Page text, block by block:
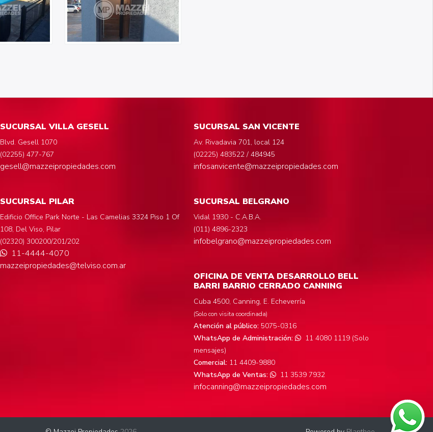
SUCURSAL VILLA GESELL
Blvd. Gesell 1070
(02255) 477-767
gesell@mazzeipropiedades.com
SUCURSAL PILAR
Edificio Office Park Norte - Las Camelias 3324 Piso 1 Of
108, Del Viso, Pilar
(02320) 300200/201/202
11-4444-4070
mazzeipropiedades@telviso.com.ar
SUCURSAL SAN VICENTE
Av. Rivadavia 701, local 124
(02225) 483522 / 484945
infosanvicente@mazzeipropiedades.com
SUCURSAL BELGRANO
Vidal 1930 - C.A.B.A.
(011) 4896-2323
infobelgrano@mazzeipropiedades.com
OFICINA DE VENTA DESARROLLO BELL
BARRI BARRIO CERRADO CANNING
Cuba 4500, Canning, E. Echeverría
(Solo con visita coordinada)
Atención al público: 5075-0316
WhatsApp de Administración:
11 4080 1119 (Solo
mensajes)
Comercial: 11 4409-9880
WhatsApp de Ventas:
11 3539 7932
infocanning@mazzeipropiedades.com